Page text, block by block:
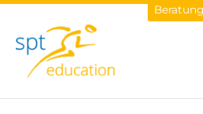
Zum
springen